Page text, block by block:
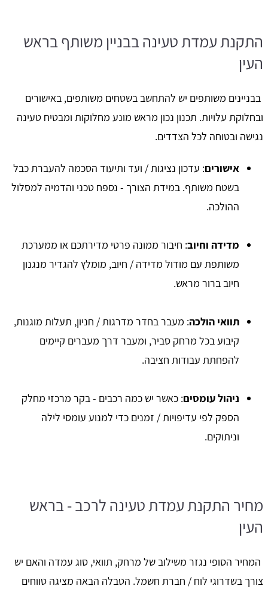
התקנת עמדת טעינה בבניין משותף בראש
העין
בבניינים משותפים יש להתחשב בשטחים משותפים, באישורים
ובחלוקת עלויות. תכנון נכון מראש מונע מחלוקות ומבטיח טעינה
נגישה ובטוחה לכל הצדדים.
אישורים: עדכון נציגות / ועד ותיעוד הסכמה להעברת כבל
בשטח משותף. במידת הצורך - נספח טכני והדמיה למסלול
ההולכה.
מדידה וחיוב: חיבור ממונה פרטי מדירתכם או ממערכת
משותפת עם מודול מדידה / חיוב, מומלץ להגדיר מנגנון
חיוב ברור מראש.
תוואי הולכה: מעבר בחדר מדרגות / חניון, תעלות מוגנות,
קיבוע בכל מרחק סביר, ומעבר דרך מעברים קיימים
להפחתת עבודות חציבה.
ניהול עומסים: כאשר יש כמה רכבים - בקר מרכזי מחלק
הספק לפי עדיפויות / זמנים כדי למנוע עומסי לילה
וניתוקים.
מחיר התקנת עמדת טעינה לרכב - בראש
העין
המחיר הסופי נגזר משילוב של מרחק, תוואי, סוג עמדה והאם יש
צורך בשדרוגי לוח / חברת חשמל. הטבלה הבאה מציגה טווחים